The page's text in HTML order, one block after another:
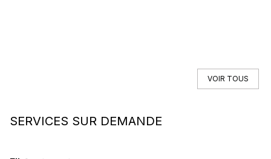
VOIR TOUS
SERVICES SUR DEMANDE